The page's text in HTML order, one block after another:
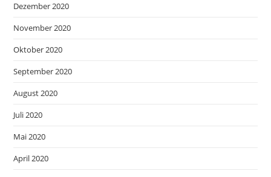
Dezember 2020
November 2020
Oktober 2020
September 2020
August 2020
Juli 2020
Mai 2020
April 2020